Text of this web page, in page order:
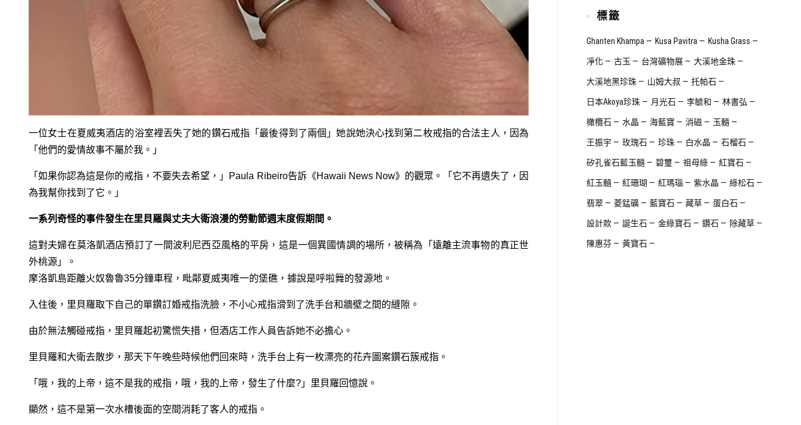
一位女士在夏威夷酒店的浴室裡丟失了她的鑽石戒指「最後得到了兩個」她說她決心找到第二枚戒指的合法主人，因為
「他們的愛情故事不屬於我。」
「如果你認為這是你的戒指，不要失去希望，」Paula Ribeiro告訴《Hawaii News Now》的觀眾。「它不再遺失了，因
為我幫你找到了它。」
一系列奇怪的事件發生在里貝羅與丈夫大衛浪漫的勞動節週末度假期間。
這對夫婦在莫洛凱酒店預訂了一間波利尼西亞風格的平房，這是一個異國情調的場所，被稱為「遠離主流事物的真正世
外桃源」。
摩洛凱島距離火奴魯魯35分鐘車程，毗鄰夏威夷唯一的堡礁，據說是呼啦舞的發源地。
入住後，里貝羅取下自己的單鑽訂婚戒指洗臉，不小心戒指滑到了洗手台和牆壁之間的縫隙。
由於無法觸碰戒指，里貝羅起初驚慌失措，但酒店工作人員告訴她不必擔心。
里貝羅和大衛去散步，那天下午晚些時候他們回來時，洗手台上有一枚漂亮的花卉圖案鑽石簇戒指。
「哦，我的上帝，這不是我的戒指，哦，我的上帝，發生了什麼?」里貝羅回憶說。
顯然，這不是第一次水槽後面的空間消耗了客人的戒指。
標籤
Ghanten Khampa Kusa Pavitra Kusha Grass
凈化 古玉 台灣礦物展 大溪地金珠
大溪地黑珍珠 山姆大叔 托帕石
日本Akoya珍珠 月光石 李毓和 林書弘
橄欖石 水晶 海藍寶 消磁 玉髓
王振宇 玫瑰石 珍珠 白水晶 石榴石
矽孔雀石藍玉髓 碧璽 祖母綠 紅寶石
紅玉髓 紅珊瑚 紅瑪瑙 紫水晶 綠松石
翡翠 菱錳礦 藍寶石 藏草 蛋白石
設計款 誕生石 金綠寶石 鑽石 除藏草
陳惠芬 黃寶石